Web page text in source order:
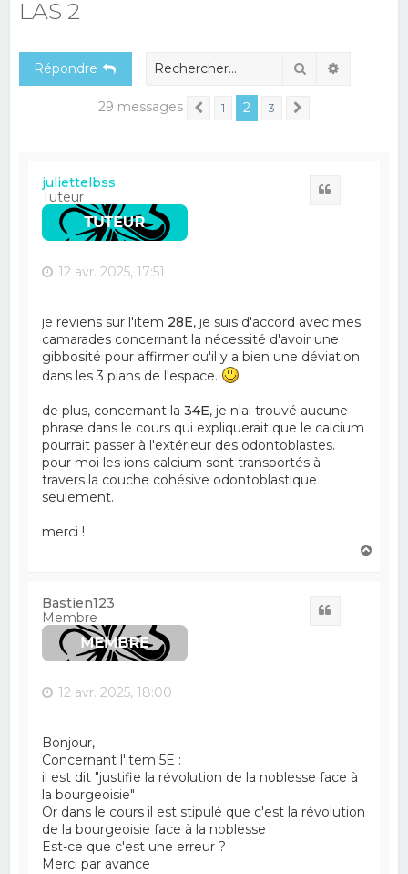
LAS 2
Répondre Rechercher
29 messages Précédent
1 2 3
juliettelbss
Tuteur
12 avr. 2025, 17:51
je reviens sur l'item 28E, je suis d'accord avec mes
camarades concernant la nécessité d'avoir une
gibbosité pour affirmer qu'il y a bien une déviation
dans les 3 plans de l'espace.
de plus, concernant la 34E, je n'ai trouvé aucune
phrase dans le cours qui expliquerait que le calcium
pourrait passer à l'extérieur des odontoblastes.
pour moi les ions calcium sont transportés à
travers la couche cohésive odontoblastique
seulement.
merci !
Bastien123
Membre
12 avr. 2025, 18:00
Bonjour,
Concernant l'item 5E :
il est dit "justifie la révolution de la noblesse face à
la bourgeoisie"
Or dans le cours il est stipulé que c'est la révolution
de la bourgeoisie face à la noblesse
Est-ce que c'est une erreur ?
Merci par avance